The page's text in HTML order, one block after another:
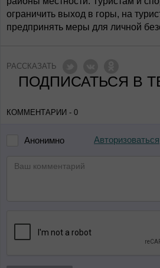
ограничить выход в горы, на
предпринять меры для личной
РАССКАЗАТЬ
ПОДПИСАТЬСЯ В
КОММЕНТАРИИ - 0
Анонимно Авторизоваться